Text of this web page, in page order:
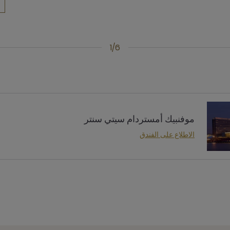
1/6
موفنبيك أمستردام سيتي سنتر
الاطلاع على الفندق